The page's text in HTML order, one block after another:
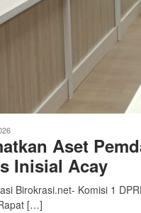
Aset
Inisial Acay
Birokrasi.net- Komisi 1
[…]